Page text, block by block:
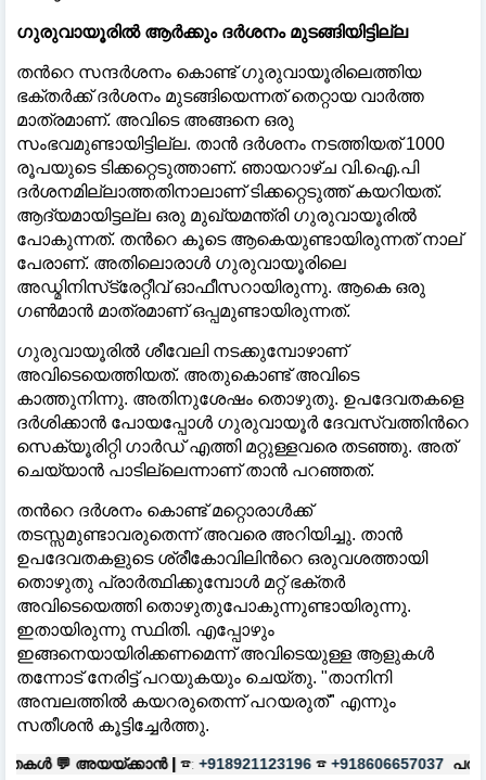
​ഗുരുവായൂരിൽ ആർക്കും ദർശനം മുടങ്ങിയിട്ടില്ല
​തന്‍റെ സന്ദർശനം കൊണ്ട് ഗുരുവായൂരിലെത്തിയ
ഭക്തർക്ക് ദർശനം മുടങ്ങിയെന്നത് തെറ്റായ വാർത്ത
മാത്രമാണ്. അവിടെ അങ്ങനെ ഒരു
സംഭവമുണ്ടായിട്ടില്ല. താൻ ദർശനം നടത്തിയത് 1000
രൂപയുടെ ടിക്കറ്റെടുത്താണ്. ഞായറാഴ്ച വി.ഐ.പി
ദർശനമില്ലാത്തതിനാലാണ് ടിക്കറ്റെടുത്ത് കയറിയത്.
ആദ്യമായിട്ടല്ല ഒരു മുഖ്യമന്ത്രി ഗുരുവായൂരിൽ
പോകുന്നത്. തന്‍റെ കൂടെ ആകെയുണ്ടായിരുന്നത് നാല്
പേരാണ്. അതിലൊരാൾ ഗുരുവായൂരിലെ
അഡ്മിനിസ്‌ട്രേറ്റീവ് ഓഫീസറായിരുന്നു. ആകെ ഒരു
ഗൺമാൻ മാത്രമാണ് ഒപ്പമുണ്ടായിരുന്നത്.
​ഗുരുവായൂരിൽ ശീവേലി നടക്കുമ്പോഴാണ്
അവിടെയെത്തിയത്. അതുകൊണ്ട് അവിടെ
കാത്തുനിന്നു. അതിനുശേഷം തൊഴുതു. ഉപദേവതകളെ
ദർശിക്കാൻ പോയപ്പോൾ ഗുരുവായൂർ ദേവസ്വത്തിന്‍റെ
സെക്യൂരിറ്റി ഗാർഡ് എത്തി മറ്റുള്ളവരെ തടഞ്ഞു. അത്
ചെയ്യാൻ പാടില്ലെന്നാണ് താൻ പറഞ്ഞത്.
തന്‍റെ ദർശനം കൊണ്ട് മറ്റൊരാൾക്ക്
തടസ്സമുണ്ടാവരുതെന്ന് അവരെ അറിയിച്ചു. താൻ
ഉപദേവതകളുടെ ശ്രീകോവിലിന്‍റെ ഒരുവശത്തായി
തൊഴുതു പ്രാർത്ഥിക്കുമ്പോൾ മറ്റ് ഭക്തർ
അവിടെയെത്തി തൊഴുതുപോകുന്നുണ്ടായിരുന്നു.
ഇതായിരുന്നു സ്ഥിതി. എപ്പോഴും
ഇങ്ങനെയായിരിക്കണമെന്ന് അവിടെയുള്ള ആളുകൾ
തന്നോട് നേരിട്ട് പറയുകയും ചെയ്തു. "താനിനി
അമ്പലത്തിൽ കയറരുതെന്ന് പറയരുത്" എന്നും
സതീശൻ കൂട്ടിച്ചേർത്തു.
| ☎: +918921123196 ☎ +918606657037 പരസ്യങ്ങൾക്ക് | ☎: